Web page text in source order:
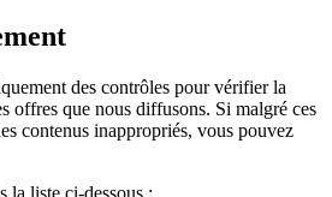
des contrôles pour vérifier la
offres que nous diffusons. Si malgré ces
contenus inappropriés, vous pouvez
la liste ci-dessous :